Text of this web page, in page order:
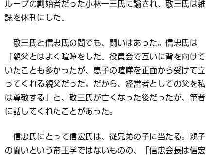
ループの創始者だった小林一三氏に諭され、敬三氏は雑
誌を休刊にした。
敬三氏と信忠氏の間でも、闘いはあった。信忠氏は
「親父とはよく喧嘩をした。役員会で互いに背を向けて
いたことも多かったが、息子の喧嘩を正面から受けて立
ってくれる親父だった。だから、経営者としての父を私
は尊敬する」と、敬三氏が亡くなった後だったが、筆者
に話してくれたことがあった。
信忠氏にとって信宏氏は、従兄弟の子に当たる。親子
の闘いという帝王学ではないものの、「信忠会長は信宏